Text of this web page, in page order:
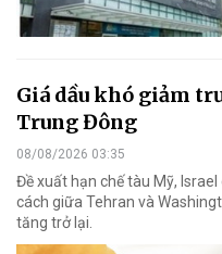
Giá dầu khó giảm
Trung Đông
08/08/2026 03:35
Đề xuất hạn chế tàu Mỹ,
cách giữa Tehran và
tăng trở lại.